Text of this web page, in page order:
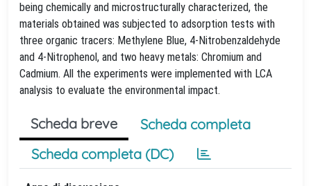
being chemically and microstructurally characterized, the
materials obtained was subjected to adsorption tests with
three organic tracers: Methylene Blue, 4-Nitrobenzaldehyde
and 4-Nitrophenol, and two heavy metals: Chromium and
Cadmium. All the experiments were implemented with LCA
analysis to evaluate the environmental impact.
Scheda breve
Scheda completa
Scheda completa (DC)